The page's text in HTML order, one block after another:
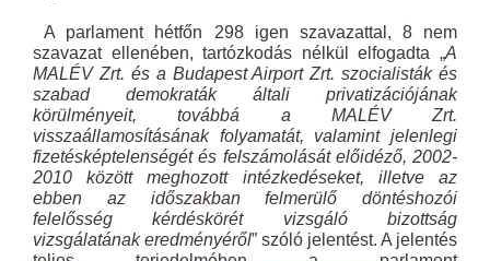
A parlament hétfőn 298 igen szavazattal, 8 nem
szavazat ellenében, tartózkodás nélkül elfogadta „A
MALÉV Zrt. és a Budapest Airport Zrt. szocialisták és
szabad demokraták általi privatizációjának
körülményeit, továbbá a MALÉV Zrt.
visszaállamosításának folyamatát, valamint jelenlegi
fizetésképtelenségét és felszámolását előidéző, 2002-
2010 között meghozott intézkedéseket, illetve az
ebben az időszakban felmerülő döntéshozói
felelősség kérdéskörét vizsgáló bizottság
vizsgálatának eredményéről” szóló jelentést. A jelentés